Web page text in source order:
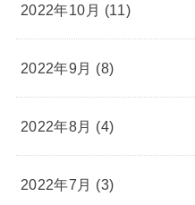
2022年10月 (11)
2022年9月 (8)
2022年8月 (4)
2022年7月 (3)